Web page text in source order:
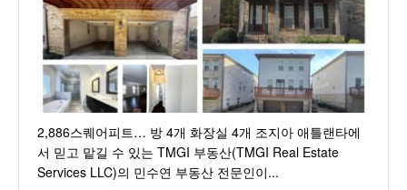
2,886스퀘어피트… 방 4개 화장실 4개 조지아 애틀랜타에
서 믿고 맡길 수 있는 TMGI 부동산(TMGI Real Estate
Services LLC)의 민수연 부동산 전문인이...